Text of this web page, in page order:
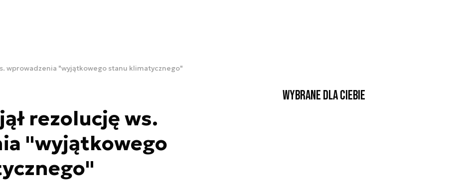
wprowadzenia "wyjątkowego stanu klimatycznego"
rezolucję ws.
"wyjątkowego
Wybrane dla Ciebie